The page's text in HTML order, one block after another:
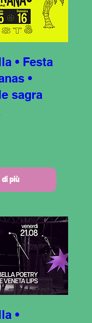
• Festa
•
sagra
più
•